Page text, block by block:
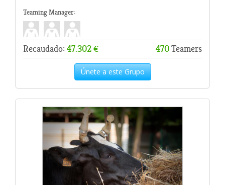
Teaming Manager:
Recaudado: 47.302 € 470Teamers
Únete a este Grupo